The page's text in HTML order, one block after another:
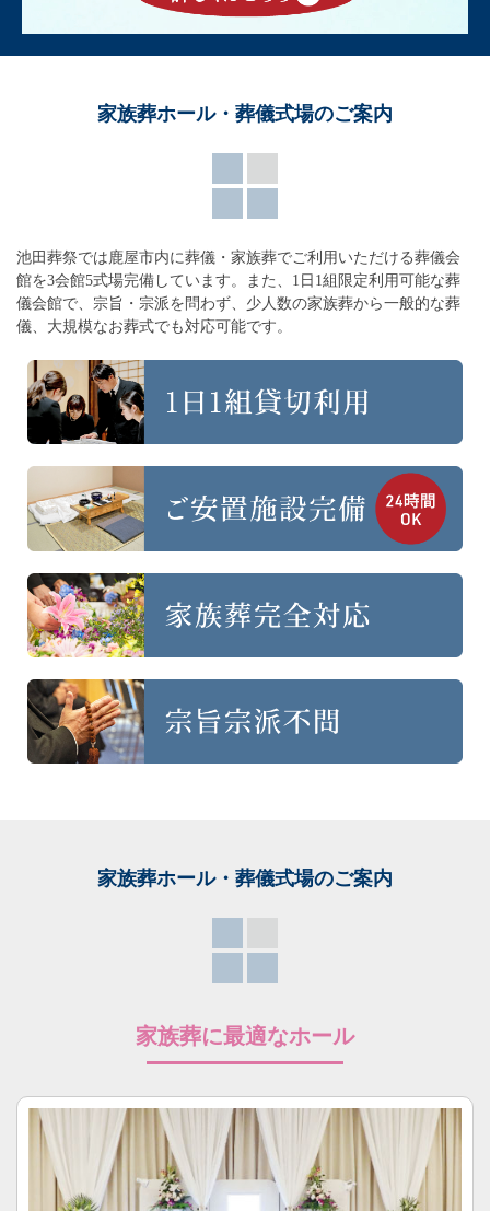
家族葬ホール・葬儀式場のご案内
池田葬祭では鹿屋市内に葬儀・家族葬でご利用いただける葬儀会
館を3会館5式場完備しています。
また、1日1組限定利用可能な葬
儀会館で、宗旨・宗派を問わず、 少人数の家族葬から一般的な葬
儀、大規模なお葬式でも対応可能です。
家族葬ホール・葬儀式場のご案内
家族葬に最適なホール